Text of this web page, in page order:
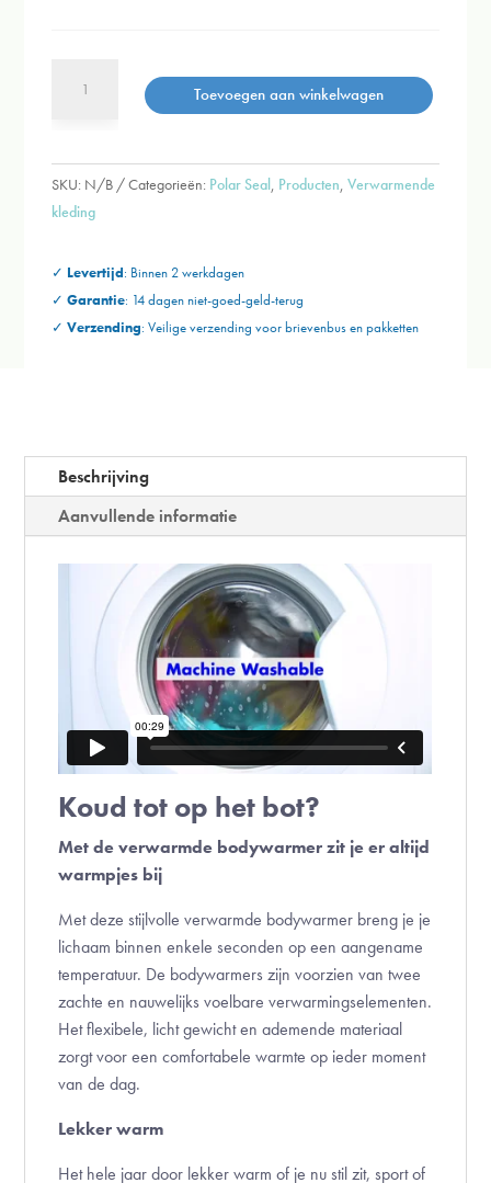
Bodywarmer
Nu
met
korting!!!
aantal
Toevoegen aan winkelwagen
SKU: N/B Categorieën: Polar Seal , Producten,Verwarmende
kleding
✓ Levertijd: Binnen 2 werkdagen
✓Garantie: 14 dagen niet-goed-geld-terug
✓Verzending:Veilige verzending voor brievenbus enpakketten
Beschrijving
Aanvullende informatie
Koud tot op het bot?
Met de verwarmde bodywarmer zit je er altijd
warmpjes bij
Met deze stijlvolle verwarmde bodywarmer breng je je
lichaam binnen enkele seconden op een aangename
temperatuur. De bodywarmers zijn voorzien van twee
zachte en nauwelijks voelbare verwarmingselementen.
Het flexibele, licht gewicht en ademende materiaal
zorgt voor een comfortabele warmte op ieder moment
van de dag.
Lekker warm
Het hele jaar door lekker warm of je nu stil zit, sport of